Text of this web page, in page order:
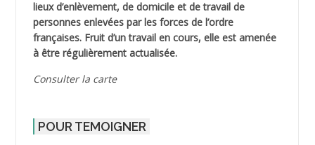
lieux d’enlèvement, de domicile et de travail de
personnes enlevées par les forces de l’ordre
françaises. Fruit d’un travail en cours, elle est amenée
à être régulièrement actualisée.
Consulter la carte
POUR TEMOIGNER